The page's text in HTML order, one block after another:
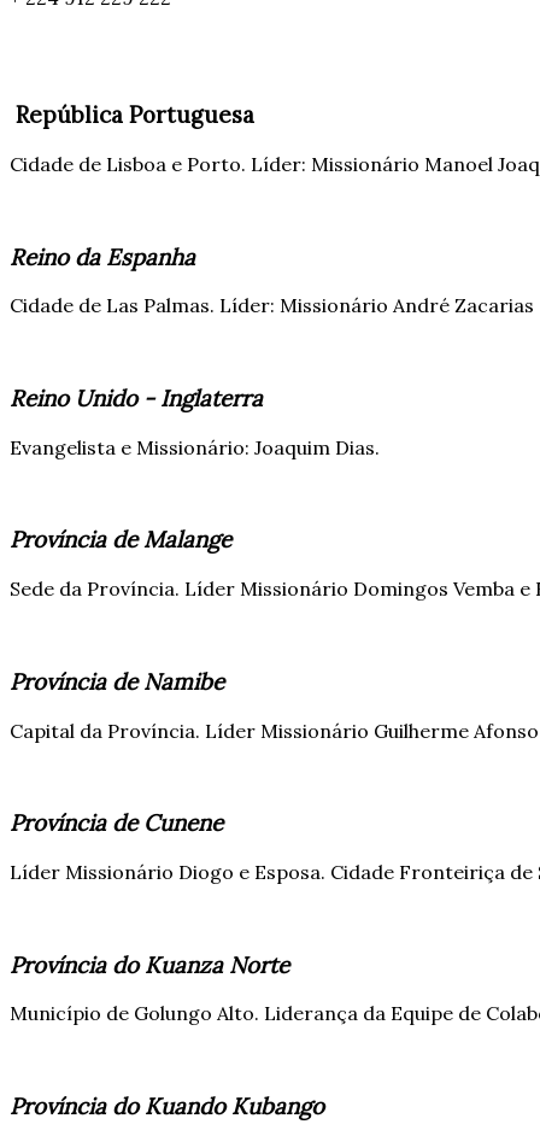
República Portuguesa
Cidade de Lisboa e Porto. Líder: Missionário Manoel
Reino da Espanha
Cidade de Las Palmas. Líder: Missionário André Zacarias
Reino Unido - Inglaterra
Evangelista e Missionário: Joaquim Dias.
Província de Malange
Sede da Província. Líder Missionário Domingos Vemba
Província de Namibe
Capital da Província. Líder Missionário Guilherme
Província de Cunene
Líder Missionário Diogo e Esposa. Cidade Fronteiriça de
Província do Kuanza Norte
Município de Golungo Alto. Liderança da Equipe de
Província do Kuando Kubango